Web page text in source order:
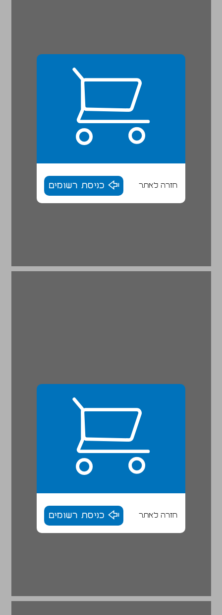
חזרה לאתר כניסת רשומים
ההיגיון הכלכלי ... 17
חזרה לאתר כניסת רשומים
ההיגיון המנהלי ... 18